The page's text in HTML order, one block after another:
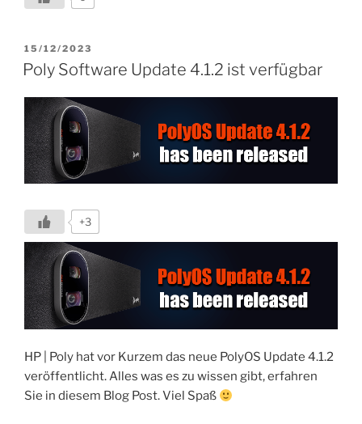
/
/1.0.96.2024020802
/
1.0.96.2024032804“
VERÖFFENTLICHT
AM
15/12/2023
Poly Software Update 4.1.2 ist verfügbar
+3
HP | Poly hat vor Kurzem das neue PolyOS Update 4.1.2
veröffentlicht. Alles was es zu wissen gibt, erfahren
Sie in diesem Blog Post. Viel Spaß